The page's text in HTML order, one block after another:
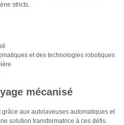
stricts.
et des technologies robotiques
mécanisé
aux autolaveuses automatiques et
solution transformatrice à ces défis.